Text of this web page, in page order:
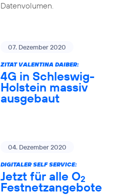
Datenvolumen.
07. Dezember 2020
ZITAT VALENTINA DAIBER:
4G in Schleswig-
Holstein massiv
ausgebaut
04. Dezember 2020
DIGITALER SELF SERVICE:
Jetzt für alle O2
Festnetzangebote